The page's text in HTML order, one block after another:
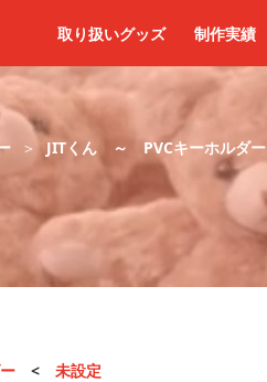
取り扱いグッズ 制作実績
JITくん ～ PVCキーホルダー
< 未設定